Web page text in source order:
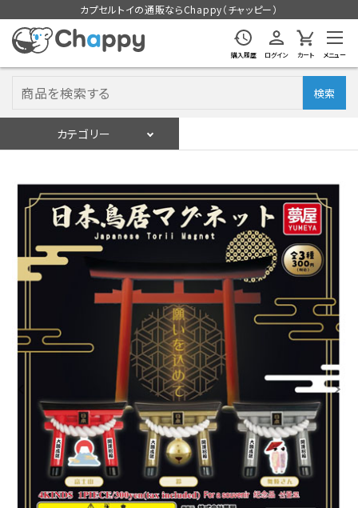
カプセルトイの通販ならChappy（チャッピー）
購入履歴 ログイン カート メニュー
検索
カテゴリー
入荷スケジュールをチェック
カプセルトイマシン本体
カプセルトイ
販促用空カプセル
景品・玩具・文具
販促用カプセルトイ